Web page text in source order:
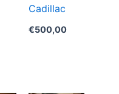
Cadillac
€500,00